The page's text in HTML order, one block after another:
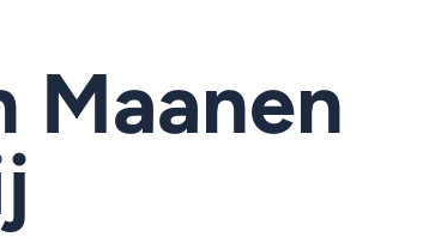
Maanen